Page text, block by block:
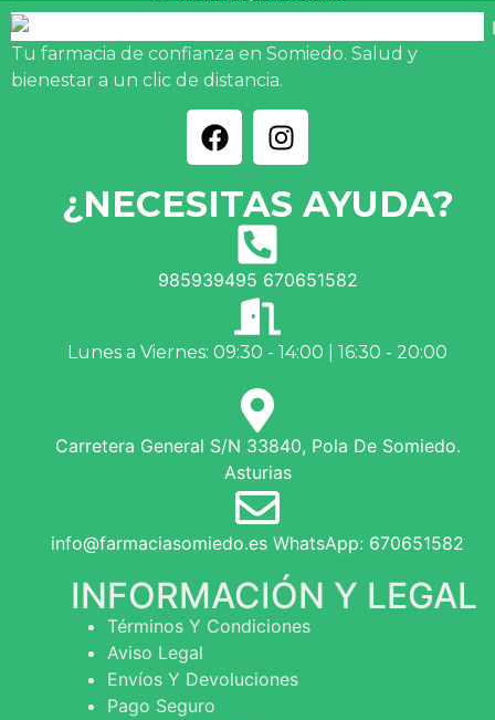
Tu farmacia de confianza en Somiedo. Salud y
bienestar a un clic de distancia.
¿NECESITAS AYUDA?
985939495 670651582
Lunes a Viernes: 09:30 - 14:00 | 16:30 - 20:00
Carretera General S/N 33840, Pola De Somiedo.
Asturias
info@farmaciasomiedo.es WhatsApp: 670651582
INFORMACIÓN Y LEGAL
Términos Y Condiciones
Aviso Legal
Envíos Y Devoluciones
Pago Seguro